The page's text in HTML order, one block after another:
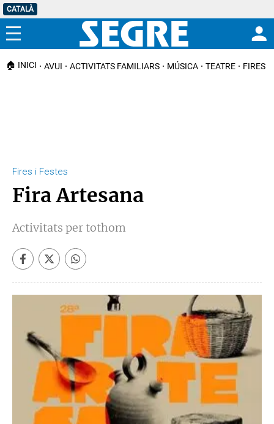
CATALÀ
Menú
🏠 INICI AVUI ACTIVITATS FAMILIARS MÚSICA TEATRE FIRES I
Fires i Festes
Fira Artesana
Activitats per tothom